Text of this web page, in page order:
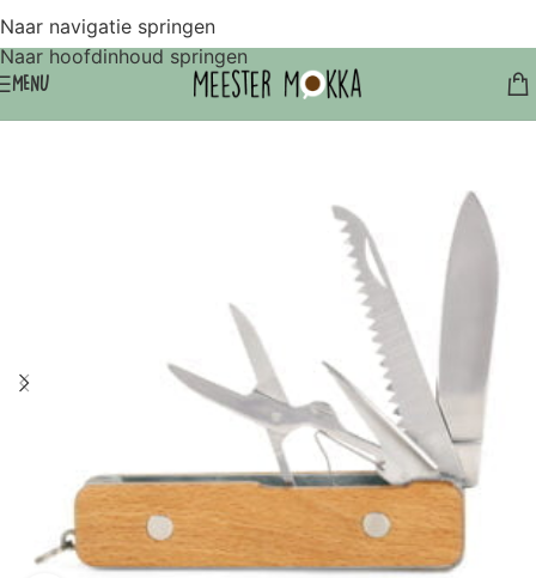
Naar navigatie springen
Naar hoofdinhoud springen
MENU